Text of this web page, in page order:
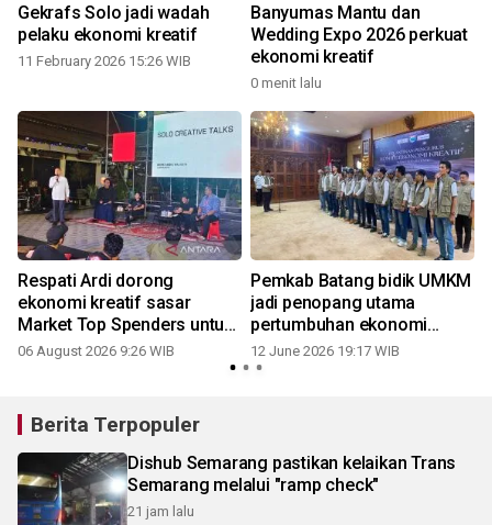
Gekrafs Solo jadi wadah
pelaku ekonomi kreatif
11 February 2026 15:26 WIB
Banyumas Mantu dan
Wedding Expo 2026 perkuat
ekonomi kreatif
0 menit lalu
Respati Ardi dorong
ekonomi kreatif sasar
Market Top Spenders untuk
menuju Solo Wellness City
06 August 2026 9:26 WIB
Pemkab Batang bidik UMKM
jadi penopang utama
pertumbuhan ekonomi
daerah
12 June 2026 19:17 WIB
Berita Terpopuler
Dishub Semarang pastikan kelaikan Trans
Semarang melalui "ramp check"
21 jam lalu